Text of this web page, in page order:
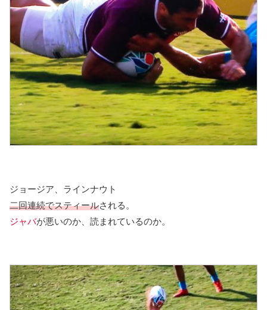
ジョージア、ラインナウト
二回連続でスティールされる。
ジャバが悪いのか、読まれているのか。